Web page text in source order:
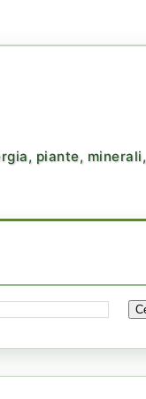
piante, minerali,